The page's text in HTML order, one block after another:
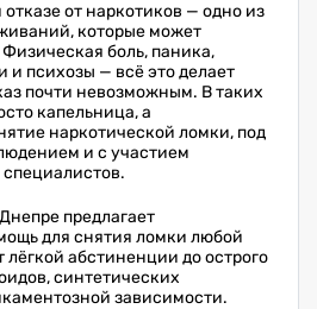
от наркотиков — одно из
которые может
боль, паника,
и психозы — всё это делает
почти невозможным. В таких
капельница, а
наркотической ломки, под
и с участием
предлагает
для снятия ломки любой
абстиненции до острого
синтетических
зависимости.